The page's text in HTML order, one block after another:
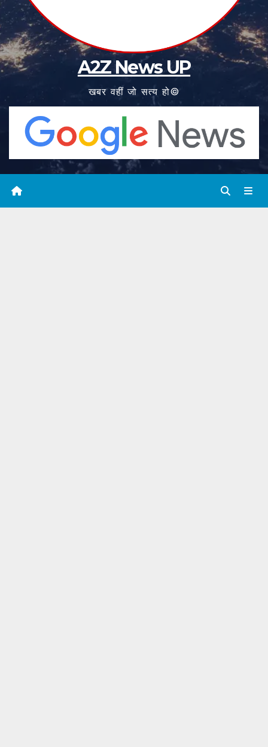
A2Z News UP
खबर वहीं जो सत्य हो©